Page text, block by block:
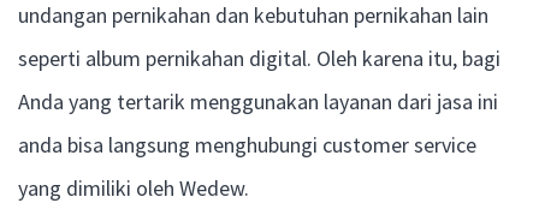
undangan pernikahan dan kebutuhan pernikahan lain
seperti album pernikahan digital. Oleh karena itu, bagi
Anda yang tertarik menggunakan layanan dari jasa ini
anda bisa langsung menghubungi customer service
yang dimiliki oleh Wedew.